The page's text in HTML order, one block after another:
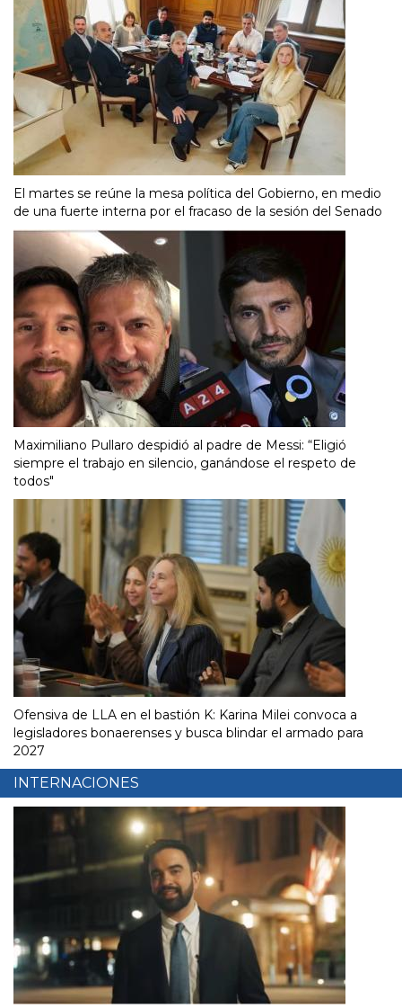
El martes se reúne la mesa política del Gobierno, en medio
de una fuerte interna por el fracaso de la sesión del Senado
Maximiliano Pullaro despidió al padre de Messi: “Eligió
siempre el trabajo en silencio, ganándose el respeto de
todos"
Ofensiva de LLA en el bastión K: Karina Milei convoca a
legisladores bonaerenses y busca blindar el armado para
2027
INTERNACIONES